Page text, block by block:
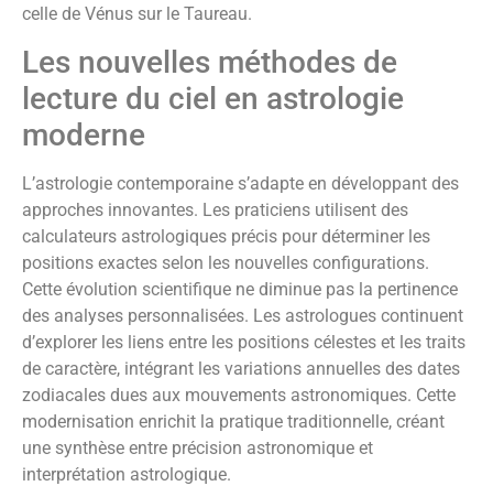
celle de Vénus sur le Taureau.
Les nouvelles méthodes de
lecture du ciel en astrologie
moderne
L’astrologie contemporaine s’adapte en développant des
approches innovantes. Les praticiens utilisent des
calculateurs astrologiques précis pour déterminer les
positions exactes selon les nouvelles configurations.
Cette évolution scientifique ne diminue pas la pertinence
des analyses personnalisées. Les astrologues continuent
d’explorer les liens entre les positions célestes et les traits
de caractère, intégrant les variations annuelles des dates
zodiacales dues aux mouvements astronomiques. Cette
modernisation enrichit la pratique traditionnelle, créant
une synthèse entre précision astronomique et
interprétation astrologique.